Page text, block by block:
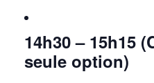
14h30 – 15h15
seule option)